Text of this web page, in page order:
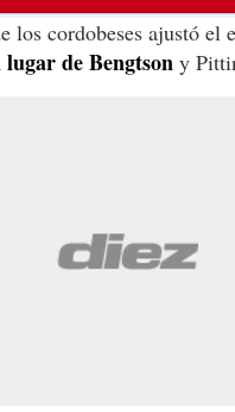
los cordobeses ajustó
lugar de Bengtson y